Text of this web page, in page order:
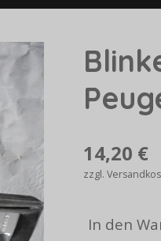
14,20 €
zzgl.
In den